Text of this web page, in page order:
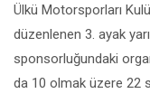
Ülkü Motorsporları
düzenlenen 3. ayak
sponsorluğundaki
da 10 olmak üzere 22